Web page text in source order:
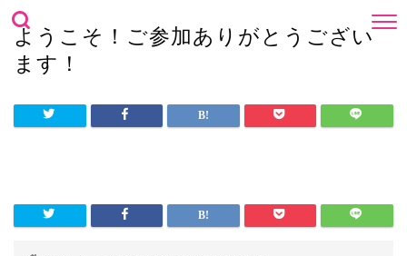
ようこそ！ご参加ありがとうござい
ます！